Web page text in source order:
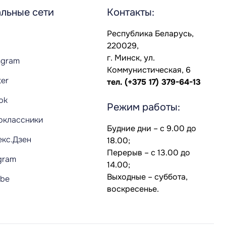
сети Контакты:
Республика Беларусь,
220029,
г. Минск, ул.
Коммунистическая, 6
тел. (+375 17) 379-64-13
Режим работы:
Будние дни – с 9.00 до
18.00;
Перерыв – с 13.00 до
14.00;
Выходные – суббота,
воскресенье.